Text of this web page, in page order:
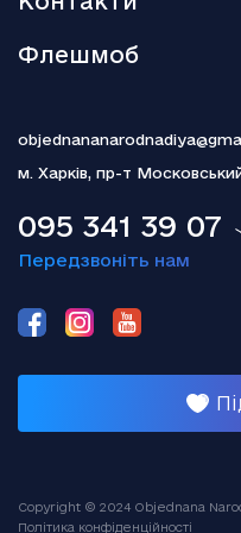
Флешмоб
095 341 39 07
Передзвоніть нам
м. Харків, пр-т
Copyright © 2024 Objednana
Політика конфіденційності